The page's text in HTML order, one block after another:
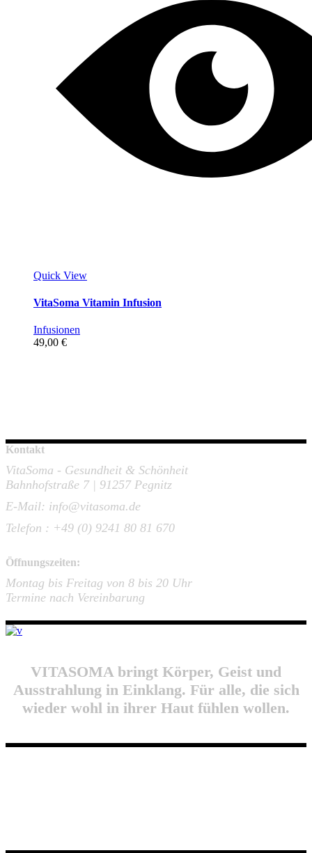
Quick View
VitaSoma Vitamin Infusion
Infusionen
49,00 €
Kontakt
VitaSoma - Gesundheit & Schönheit
Bahnhofstraße 7 | 91257 Pegnitz
E-Mail: info@vitasoma.de
Telefon : +49 (0) 9241 80 81 670
Öffnungszeiten:
Montag bis Freitag von 8 bis 20 Uhr
Termine nach Vereinbarung
VITASOMA bringt Körper, Geist und
Ausstrahlung in Einklang. Für alle, die sich
wieder wohl in ihrer Haut fühlen wollen.